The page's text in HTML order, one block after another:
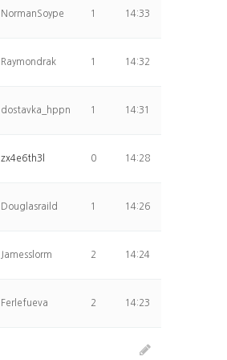
NormanSoype 1 14:33
Raymondrak 1 14:32
dostavka_hppn 1 14:31
zx4e6th3l 0 14:28
Douglasraild 1 14:26
Jamesslorm 2 14:24
Ferlefueva 2 14:23